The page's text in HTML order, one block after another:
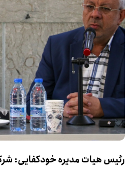
رئیس هیات مدیره خودکفایی: